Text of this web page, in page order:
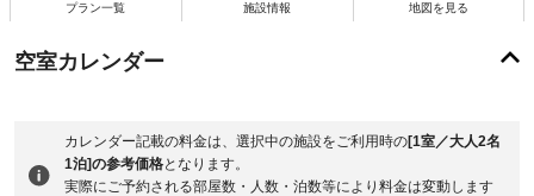
プラン一覧 施設情報 地図を見る
空室カレンダー
カレンダー記載の料金は、選択中の施設をご利用時の[1室／大人2名
1泊]の参考価格となります。
実際にご予約される部屋数・人数・泊数等により料金は変動します